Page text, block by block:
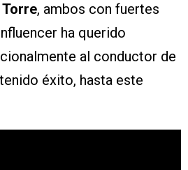
, ambos con fuertes
ha querido
al conductor de
éxito, hasta este